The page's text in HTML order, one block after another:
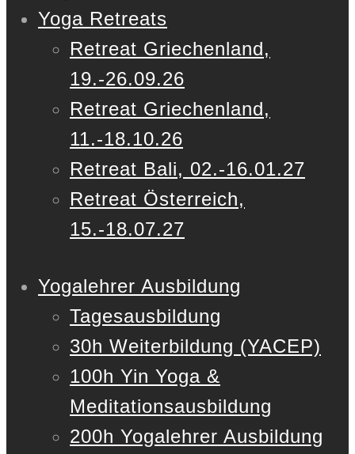
Yoga Retreats
Retreat Griechenland,
19.-26.09.26
Retreat Griechenland,
11.-18.10.26
Retreat Bali, 02.-16.01.27
Retreat Österreich,
15.-18.07.27
Yogalehrer Ausbildung
Tagesausbildung
30h Weiterbildung (YACEP)
100h Yin Yoga &
Meditationsausbildung
200h Yogalehrer Ausbildung